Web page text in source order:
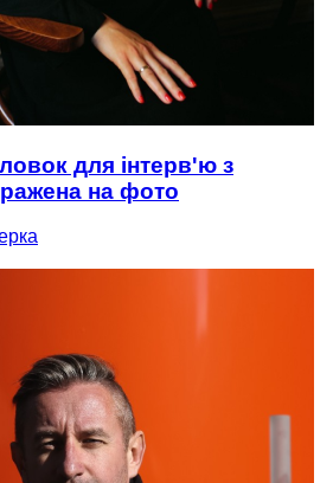
для інтерв'ю з
на фото